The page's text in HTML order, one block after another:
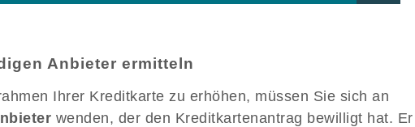
Anbieter ermitteln
Ihrer Kreditkarte zu erhöhen, müssen Sie sich an
wenden, der den Kreditkartenantrag bewilligt hat. Er